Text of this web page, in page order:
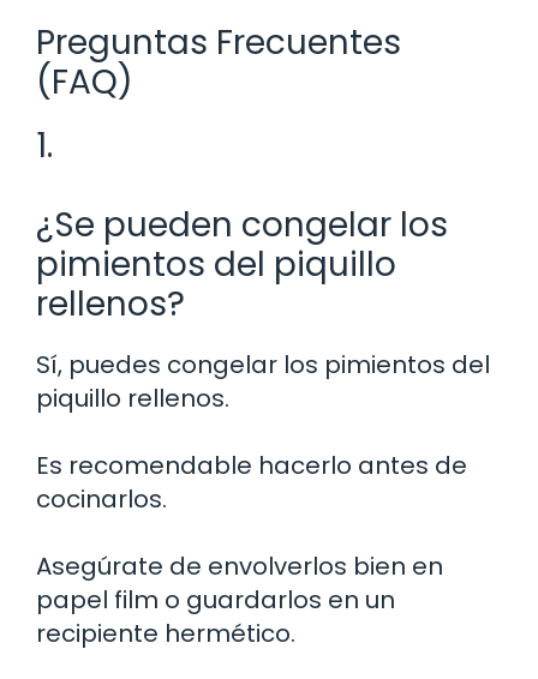
Preguntas Frecuentes
(FAQ)
1.
¿Se pueden congelar los
pimientos del piquillo
rellenos?
Sí, puedes congelar los pimientos del
piquillo rellenos.
Es recomendable hacerlo antes de
cocinarlos.
Asegúrate de envolverlos bien en
papel film o guardarlos en un
recipiente hermético.